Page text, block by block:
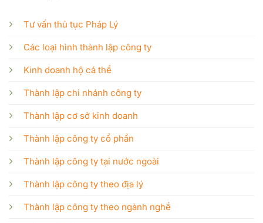
Tư vấn thủ tục Pháp Lý
Các loại hình thành lập công ty
Kinh doanh hộ cá thể
Thành lập chi nhánh công ty
Thành lập cơ sở kinh doanh
Thành lập công ty cổ phần
Thành lập công ty tại nước ngoài
Thành lập công ty theo địa lý
Thành lập công ty theo ngành nghề